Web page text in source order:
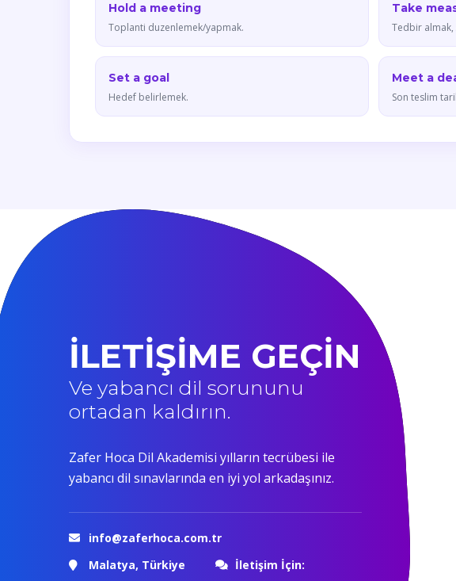
Hold a meeting
Toplanti duzenlemek/yapmak.
Take
Tedbir
Set a goal
Hedef belirlemek.
Meet a
Son teslim
İLETİŞİME GEÇİN
Ve yabancı dil sorununu
ortadan kaldırın.
Zafer Hoca Dil Akademisi yılların tecrübesi ile
yabancı dil sınavlarında en iyi yol arkadaşınız.
info@zaferhoca.com.tr
Malatya, Türkiye
İletişim İçin: